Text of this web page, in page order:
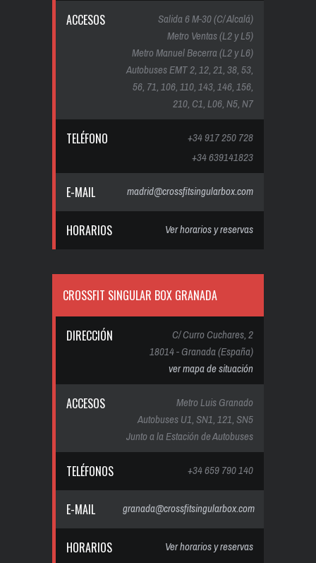
ACCESOS
Salida 6 M-30 (C/ Alcalá)
Metro Ventas (L2 y L5)
Metro Manuel Becerra (L2 y L6)
Autobuses EMT 2, 12, 21, 38, 53,
56, 71, 106, 110, 143, 146, 156,
210, C1, L06, N5, N7
TELÉFONO
+34 917 250 728
+34 639141823
E-MAIL madrid@crossfitsingularbox.com
HORARIOS Ver horarios y reservas
CROSSFIT SINGULAR BOX GRANADA
DIRECCIÓN
C/ Curro Cuchares, 2
18014 - Granada (España)
ver mapa de situación
ACCESOS
Metro Luis Granado
Autobuses U1, SN1, 121, SN5
Junto a la Estación de Autobuses
TELÉFONOS +34 659 790 140
E-MAIL granada@crossfitsingularbox.com
HORARIOS Ver horarios y reservas